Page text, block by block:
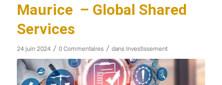
Maurice – Global Shared
Services
24 juin 2024 / 0 Commentaires / dans Investissement